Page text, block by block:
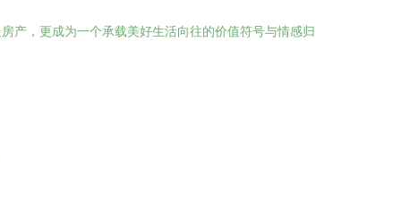
产，更成为一个承载美好生活向往的价值符号与情感归